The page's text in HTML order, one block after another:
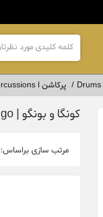
پرکاشن Percussions l
کونگا و بونگو | Conga & Bongo
مرتب سازی براساس: